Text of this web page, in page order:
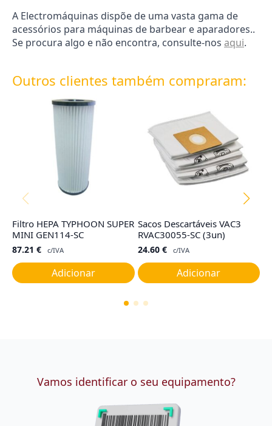
A Electromáquinas dispõe de uma vasta gama de
acessórios para máquinas de barbear e aparadores..
Se procura algo e não encontra, consulte-nos aqui.
Outros clientes também compraram:
Filtro HEPA TYPHOON SUPER
MINI GEN114-SC
87.21 € c/IVA
Adicionar
Sacos Descartáveis VAC3
RVAC30055-SC (3un)
24.60 € c/IVA
Adicionar
Vamos identificar o seu equipamento?